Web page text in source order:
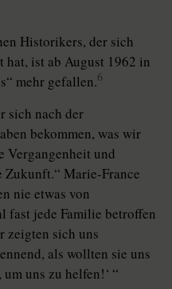
Historikers, der sich
ist ab August 1962 in
mehr gefallen.6
sich nach der
bekommen, was wir
Vergangenheit und
Zukunft.“ Marie-France
nie etwas von
fast jede Familie betroffen
zeigten sich uns
als wollten sie uns
uns zu helfen!‘ “